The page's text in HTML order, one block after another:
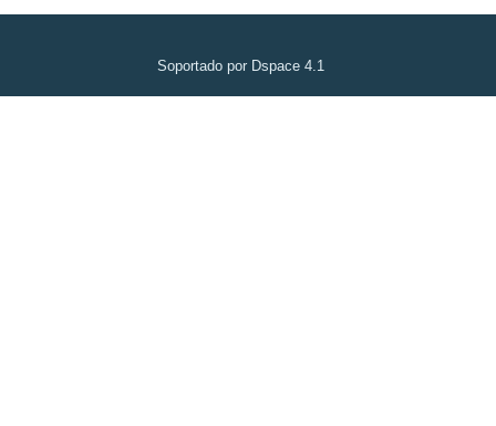
Soportado por Dspace 4.1